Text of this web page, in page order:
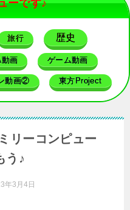
ーです♪
旅行 歴史
画 ゲーム動画
動画② 東方Project
リーコンピュー
う♪
年3月4日